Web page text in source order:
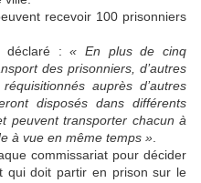
recevoir 100 prisonniers
déclaré :« En plus de cinq
des prisonniers, d’autres
auprès d’autres
disposés dans différents
peuvent transporter chacun à
à vue en même temps »
commissariat pour décider
qui doit partir en prison sur le